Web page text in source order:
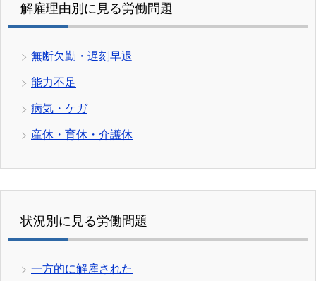
解雇理由別に見る労働問題
無断欠勤・遅刻早退
能力不足
病気・ケガ
産休・育休・介護休
状況別に見る労働問題
一方的に解雇された